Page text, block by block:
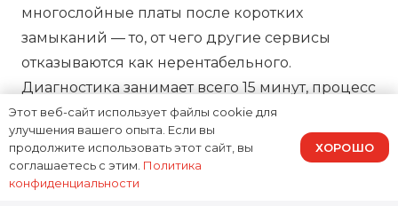
многослойные платы после коротких
замыканий — то, от чего другие сервисы
отказываются как нерентабельного.
Диагностика занимает всего 15 минут, процесс
ремонта можно отслеживать онлайн, а на все
работы предоставляем зафиксированную в
договоре гарантию, подтверждая нашу
ответственность за результат.
Этот веб-сайт использует файлы cookie для
улучшения вашего опыта. Если вы
продолжите использовать этот сайт, вы
соглашаетесь с этим. Политика
конфиденциальности
ХОРОШО